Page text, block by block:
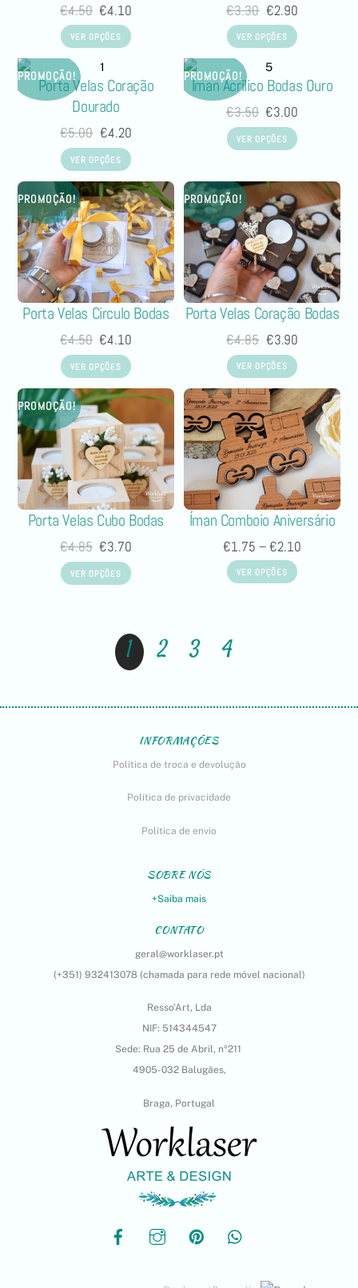
€4.50 €4.10
VER OPÇÕES
€3.30 €2.90
VER OPÇÕES
PROMOÇÃO!
Porta Velas Coração
Dourado
€5.00 €4.20
VER OPÇÕES
PROMOÇÃO!
Íman Acrílico Bodas Ouro
€3.50 €3.00
VER OPÇÕES
PROMOÇÃO!
Porta Velas Circulo Bodas
€4.50 €4.10
VER OPÇÕES
PROMOÇÃO!
Porta Velas Coração Bodas
€4.85 €3.90
VER OPÇÕES
PROMOÇÃO!
Porta Velas Cubo Bodas
€4.85 €3.70
VER OPÇÕES
Íman Comboio Aniversário
€1.75 –€2.10
VER OPÇÕES
1 2 3 4
INFORMAÇÕES
Política de troca e devolução
Política de privacidade
Política de envio
SOBRE NÓS
+Saiba mais
CONTATO
geral@worklaser.pt
(+351) 932413078 (chamada para rede móvel nacional)
Resso’Art, Lda
NIF: 514344547
Sede: Rua 25 de Abril, nº211
4905-032 Balugães,
Braga, Portugal